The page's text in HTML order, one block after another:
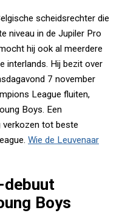
scheidsrechter die
niveau in de Jupiler Pro
hij ook al meerdere
interlands. Hij bezit over
7 november
League fluiten,
Boys. Een
verkozen tot beste
Wie de Leuvenaar
debuut
Boys